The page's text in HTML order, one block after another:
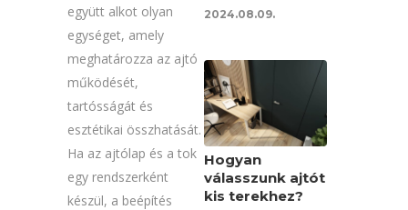
együtt alkot olyan
egységet, amely
meghatározza az ajtó
működését,
tartósságát és
esztétikai összhatását.
Ha az ajtólap és a tok
egy rendszerként
készül, a beépítés
2024.08.09.
Hogyan
válasszunk ajtót
kis terekhez?